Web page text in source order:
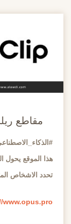
مقاطع
هذا الموقع يحول
تحدد الاشخاص